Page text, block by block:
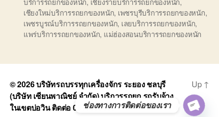
เชียงใหม่บริการรถยกของหนัก, เพชรบุรีบริการรถยกของหนัก,
เพชรบูรณ์บริการรถยกของหนัก, เลยบริการรถยกของหนัก,
แพร่บริการรถยกของหนัก, แม่ฮ่องสอนบริการรถยกของหนัก
© 2026บริษัทรถบรรทุกเครื่องจักร ระยอง ชลบุรี
(บริษัท เซียนพาณิชย์ จำกัด) บริการรถยก รถรับจ้าง
ในเขตบ่อวิน ติดต่อ 0818900005
Up ↑
ช่องทางการติดต่อของเรา